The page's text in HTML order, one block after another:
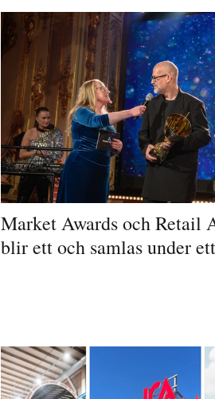
Market Awards och Retail
blir ett och samlas under